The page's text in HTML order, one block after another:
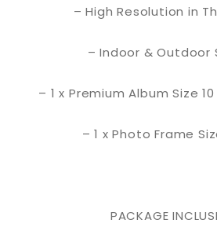
– High Resolution in
– Indoor & Outdoor
– 1 x Premium Album Size
– 1 x Photo Frame
PACKAGE